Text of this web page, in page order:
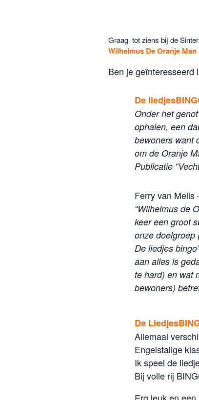
Graag tot ziens bij de
Wilhelmus De Oranje Man
Ben je geïnteresseerd
De
Onder het
ophalen, een
bewoners want
om de Oranje
Publicatie
Ferry van Melis
“Wilhelmus de
keer een groot
onze doelgroep
De liedjes
aan alles is
te hard) en wat
bewoners)
De
Allemaal
Engelstalige
Ik speel de
Bij volle rij